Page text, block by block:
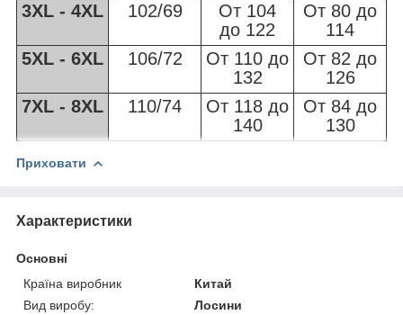
3XL - 4XL 102/69
От 104
до 122
От 80 до
114
5XL - 6XL
106/72
От 110 до
132
От 82 до
126
7XL - 8XL
110/74
От 118 до
140
От 84 до
130
Приховати
Характеристики
Основні
Країна виробник
Китай
Вид виробу:
Лосини